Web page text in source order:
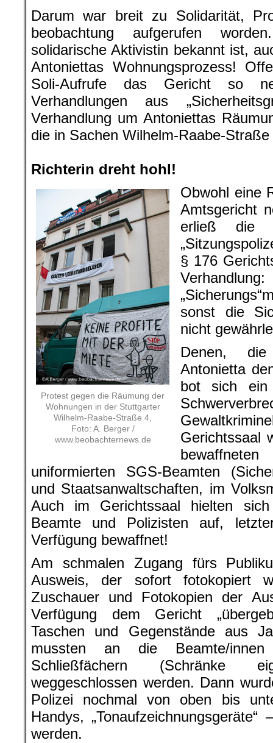
Darum war breit zu Solidarität,
beobachtung aufgerufen
solidarische Aktivistin bekannt ist,
Antoniettas Wohnungsprozess!
Soli-Aufrufe das Gericht so
Verhandlungen aus
Verhandlung um Antoniettas
die in Sachen Wilhelm-Raabe-
Richterin dreht hohl!
Protest gegen die Räumung der
Wohnungen in der Stuttgarter
Wilhelm-Raabe-Straße 4,
Foto: A. Berger /
www.beobachternews.de
Obwohl eine
Amtsgericht
erließ die
§ 176
sonst die
nicht
Denen,
Antonietta
bot sich
Gerichtssaal
uniformierten SGS-Beamten
und Staatsanwaltschaften, im
Auch im Gerichtssaal hielten
Beamte und Polizisten auf,
Verfügung bewaffnet!
Am schmalen Zugang fürs
Ausweis, der sofort fotokopiert
Zuschauer und Fotokopien der
Verfügung dem Gericht
Taschen und Gegenstände aus
mussten an die Beamte/
Schließfächern (Schränke
weggeschlossen werden. Dann
Polizei nochmal von oben bis
Handys,
werden.